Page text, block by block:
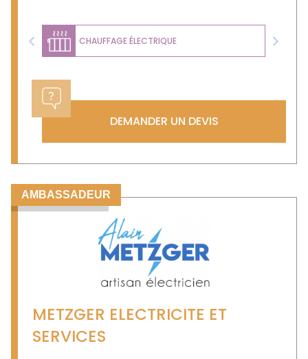
CHAUFFAGE ÉLECTRIQUE
Previous Next
DEMANDER UN DEVIS
AMBASSADEUR
METZGER ELECTRICITE ET
SERVICES